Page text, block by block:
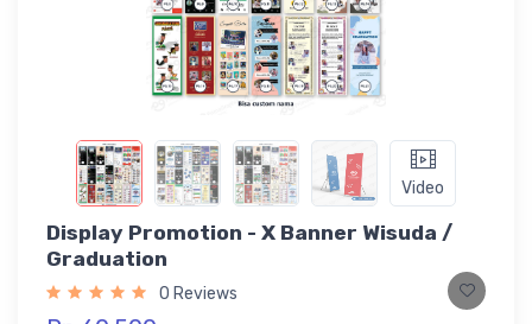
Video
Display Promotion - X Banner Wisuda /
Graduation
0 Reviews